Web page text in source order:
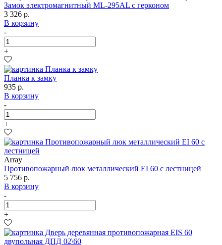
Замок электромагнитный ML-295AL с герконом
3 326 р.
В корзину
-
+
Планка к замку
935 р.
В корзину
-
+
Array
Противопожарный люк металлический EI 60 с лестницей
5 756 р.
В корзину
-
+